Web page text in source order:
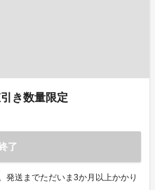
き数量限定
了
発送までただいま3か月以上かかり